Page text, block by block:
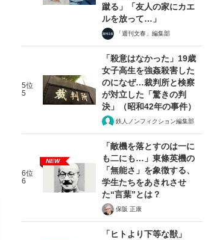
蹴る」「友人の家にカエ
ルを放って…」
「週刊文春」編集部
5位
5
「殺意はなかった」19歳
女子高生を強姦殺害した
のになぜ…裁判所と検察
が対立した「驚きの判
決」（昭和42年の事件）
鉄人ノンフィクション編集部
6位
6
NEW
「敵機を落とすのは一に
も二にも…」東條英機の
「無能さ」を象徴する、
学生たちをあきれさせ
た“言葉”とは？
保阪 正康
「ヒトより下等な獣」